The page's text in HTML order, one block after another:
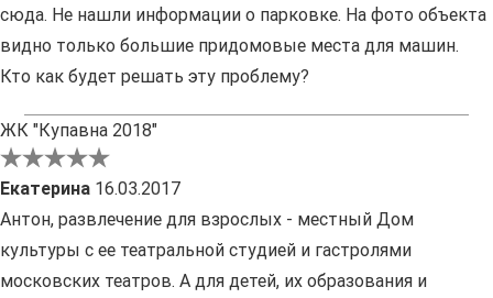
сюда. Не нашли информации о парковке. На фото объекта
видно только большие придомовые места для машин.
Кто как будет решать эту проблему?
ЖК "Купавна 2018"
Екатерина 16.03.2017
Антон, развлечение для взрослых - местный Дом
культуры с ее театральной студией и гастролями
московских театров. А для детей, их образования и